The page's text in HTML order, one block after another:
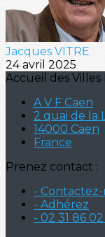
Jacques VITRE
24 avril 2025
Accueil des Villes
A V F Caen
2 quai de la
14000 Caen
France
Prenez contact :
- Contactez-
- Adhérez
- 02 31 86